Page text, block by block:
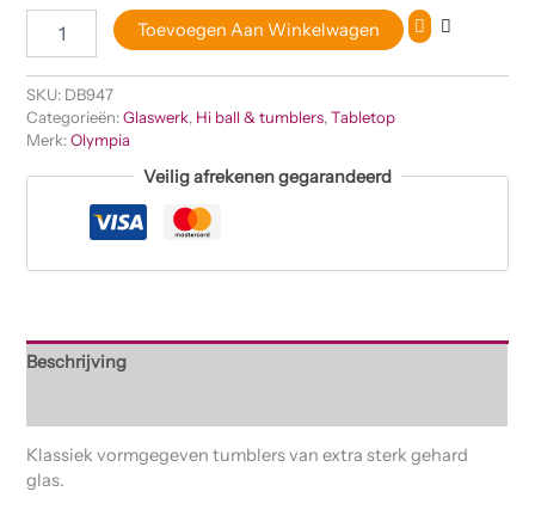
Toevoegen Aan Winkelwagen
SKU: DB947
Categorieën:Glaswerk, Hi ball & tumblers,Tabletop
Merk:Olympia
Veilig afrekenen gegarandeerd
Beschrijving
Klassiek vormgegeven tumblers van extra sterk gehard
glas.